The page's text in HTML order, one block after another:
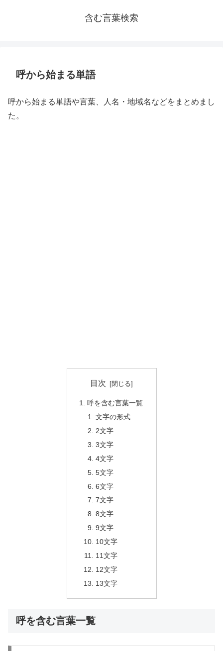
含む言葉検索
呼から始まる単語
呼から始まる単語や言葉、人名・地域名などをまとめまし
た。
目次
呼を含む言葉一覧
文字の形式
2文字
3文字
4文字
5文字
6文字
7文字
8文字
9文字
10文字
11文字
12文字
13文字
呼を含む言葉一覧